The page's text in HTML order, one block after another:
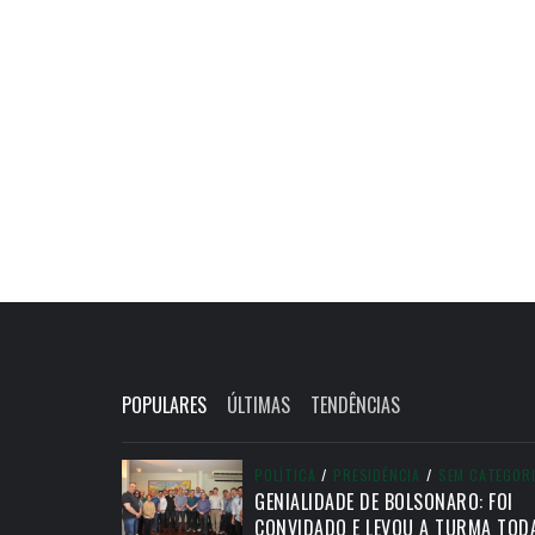
POPULARES ÚLTIMAS TENDÊNCIAS
POLÍTICA / PRESIDÊNCIA / SEM
GENIALIDADE DE BOLSONARO: FOI
CONVIDADO E LEVOU A TURMA